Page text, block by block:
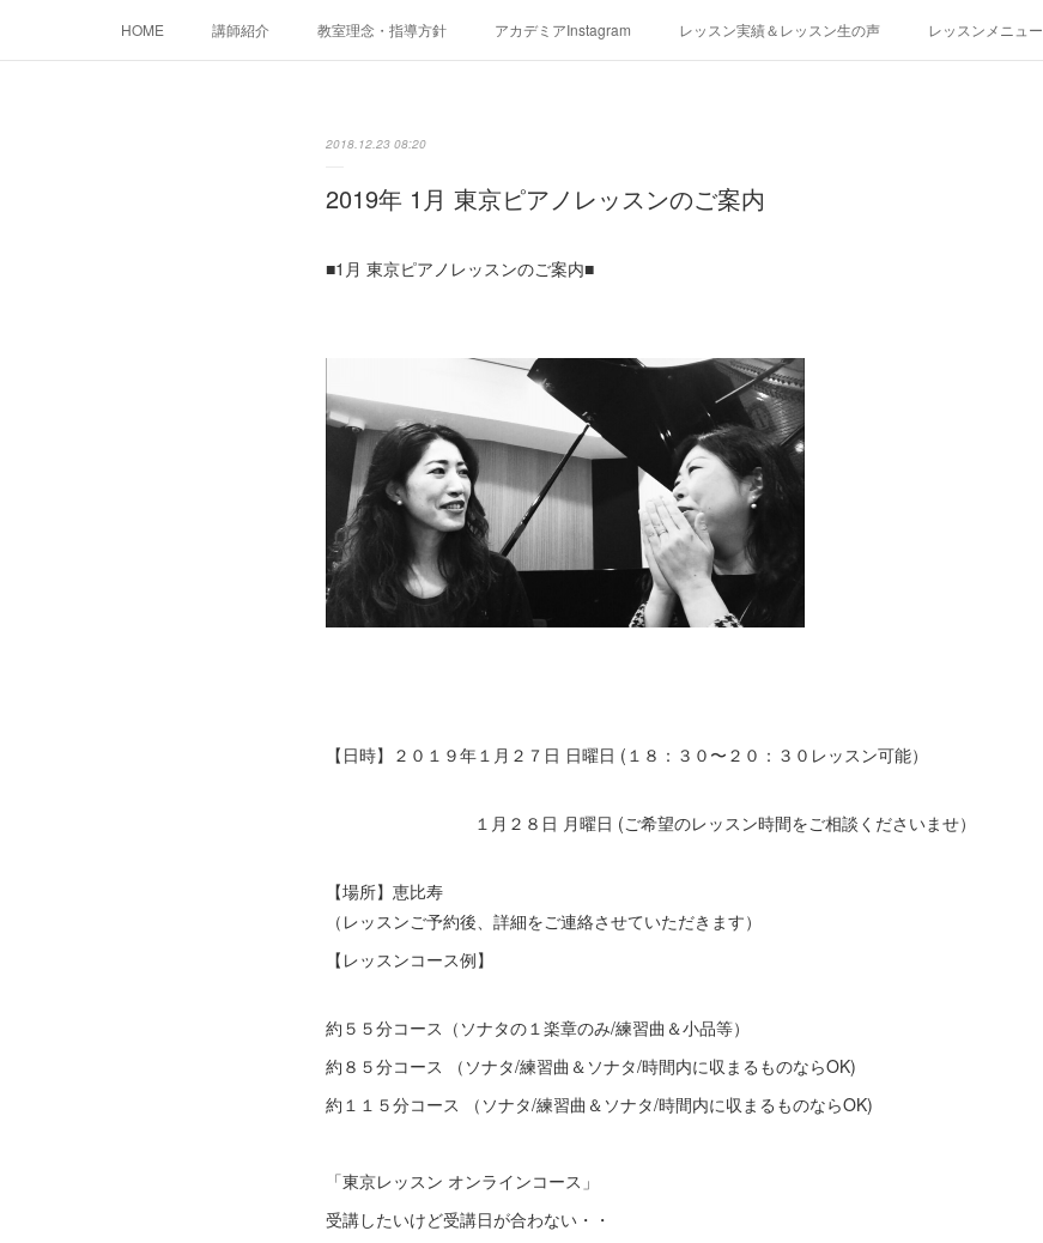
HOME 講師紹介 教室理念・指導方針 アカデミアInstagram レッスン実績＆レッスン生の声 レッスンメニュー
2018.12.23 08:20
2019年 1月 東京ピアノレッスンのご案内
■1月 東京ピアノレッスンのご案内■
【日時】２０１９年１月２７日 日曜日 (１８：３０〜２０：３０レッスン可能）
１月２８日 月曜日 (ご希望のレッスン時間をご相談くださいませ）
【場所】恵比寿
（レッスンご予約後、詳細をご連絡させていただきます）
【レッスンコース例】
約５５分コース（ソナタの１楽章のみ/練習曲＆小品等）
約８５分コース （ソナタ/練習曲＆ソナタ/時間内に収まるものならOK)
約１１５分コース （ソナタ/練習曲＆ソナタ/時間内に収まるものならOK)
「東京レッスン オンラインコース」
受講したいけど受講日が合わない・・